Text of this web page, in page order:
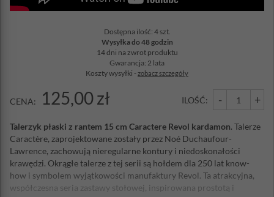
Dostępna ilość: 4 szt.
Wysyłka do 48 godzin
14 dni na zwrot produktu
Gwarancja: 2 lata
Koszty wysyłki -zobacz szczegóły
CENA: 125,00 zł ILOŚĆ: - +
Talerzyk płaski z rantem 15 cm Caractere Revol kardamon. Talerze
Caractère, zaprojektowane zostały przez Noé Duchaufour-
Lawrence, zachowują nieregularne kontury i niedoskonałości
krawędzi. Okrągłe talerze z tej serii są hołdem dla 250 lat know-
how i symbolem wyjątkowości manufaktury Revol. Ta atrakcyjna,
współczesna seria zastawy stołowej, inspirowana prostotą i